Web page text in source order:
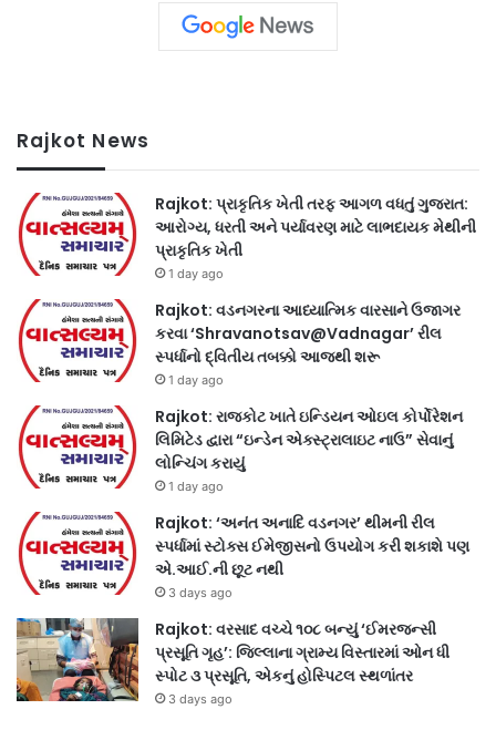
Rajkot News
Rajkot: પ્રાકૃતિક ખેતી તરફ આગળ વધતું ગુજરાત:
આરોગ્ય, ધરતી અને પર્યાવરણ માટે લાભદાયક મેથીની
પ્રાકૃતિક ખેતી
1 day ago
Rajkot: વડનગરના આધ્યાત્મિક વારસાને ઉજાગર
કરવા ‘Shravanotsav@Vadnagar’ રીલ
સ્પર્ધાનો દ્વિતીય તબક્કો આજથી શરૂ
1 day ago
Rajkot: રાજકોટ ખાતે ઇન્ડિયન ઓઇલ કોર્પોરેશન
લિમિટેડ દ્વારા “ઇન્ડેન એક્સ્ટ્રાલાઇટ નાઉ” સેવાનું
લોન્ચિંગ કરાયું
1 day ago
Rajkot: ‘અનંત અનાદિ વડનગર’ થીમની રીલ
સ્પર્ધામાં સ્ટોક્સ ઈમેજીસનો ઉપયોગ કરી શકાશે પણ
એ.આઈ.ની છૂટ નથી
3 days ago
Rajkot: વરસાદ વચ્ચે ૧૦૮ બન્યું ‘ઈમરજન્સી
પ્રસૂતિ ગૃહ’: જિલ્લાના ગ્રામ્ય વિસ્તારમાં ઓન ધી
સ્પોટ ૩ પ્રસૂતિ, એકનું હોસ્પિટલ સ્થળાંતર
3 days ago